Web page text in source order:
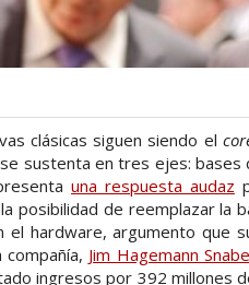
clásicas siguen siendo el
sustenta en tres ejes:
una respuesta audaz
posibilidad de reemplazar la
hardware, argumento que
Jim Hagemann Snabe
ingresos por 392 millones